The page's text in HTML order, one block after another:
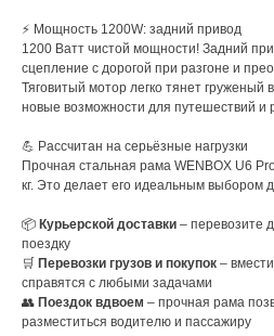
⚡ Мощность 1200W: задний привод
1200 Ватт чистой мощности! Задний
сцепление с дорогой при разгоне и
Тяговитый мотор легко тянет груженый
новые возможности для путешествий и
💪 Рассчитан на серьёзные нагрузки
Прочная стальная рама WENBOX U6
кг. Это делает его идеальным выбором
📦 Курьерской доставки – перевозите
поездку
🛒 Перевозки грузов и покупок –
справятся с любыми задачами
👥 Поездок вдвоем – прочная рама
разместиться водителю и пассажиру